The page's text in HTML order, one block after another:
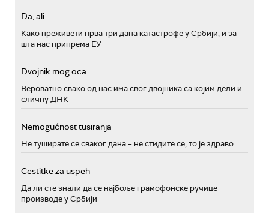
Da, ali...
Како преживети прва три дана катастрофе у Србији, и за
шта нас припрема ЕУ
Dvojnik mog oca
Вероватно свако од нас има свог двојника са којим дели и
сличну ДНК
Nemogućnost tusiranja
Не туширате се сваког дана – не стидите се, то је здраво
Cestitke za uspeh
Да ли сте знали да се најбоље грамофонске ручице
производе у Србији